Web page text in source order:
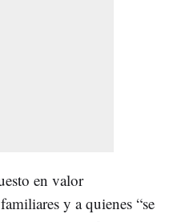
en valor
y a quienes “se